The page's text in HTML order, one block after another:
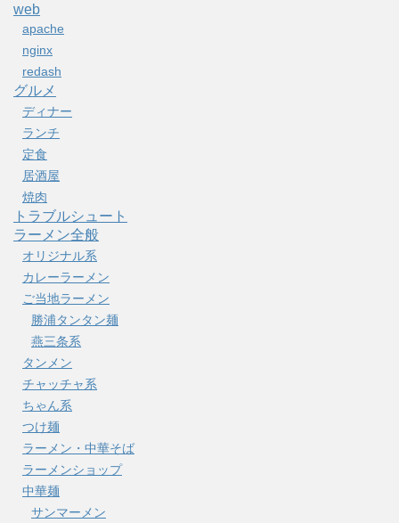
web
apache
nginx
redash
グルメ
ディナー
ランチ
定食
居酒屋
焼肉
トラブルシュート
ラーメン全般
オリジナル系
カレーラーメン
ご当地ラーメン
勝浦タンタン麺
燕三条系
タンメン
チャッチャ系
ちゃん系
つけ麺
ラーメン・中華そば
ラーメンショップ
中華麺
サンマーメン